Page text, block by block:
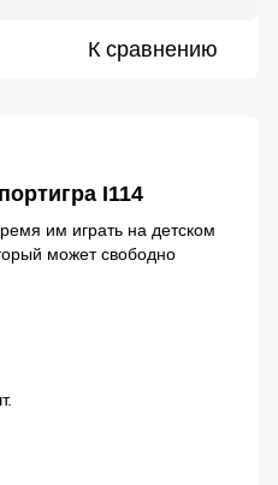
К сравнению
I114
им играть на детском
может свободно